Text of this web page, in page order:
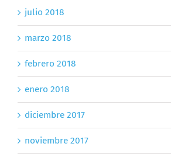
julio 2018
marzo 2018
febrero 2018
enero 2018
diciembre 2017
noviembre 2017